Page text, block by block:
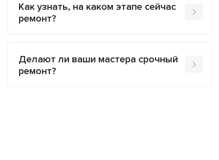
Как узнать, на каком этапе сейчас
ремонт?
Делают ли ваши мастера срочный
ремонт?